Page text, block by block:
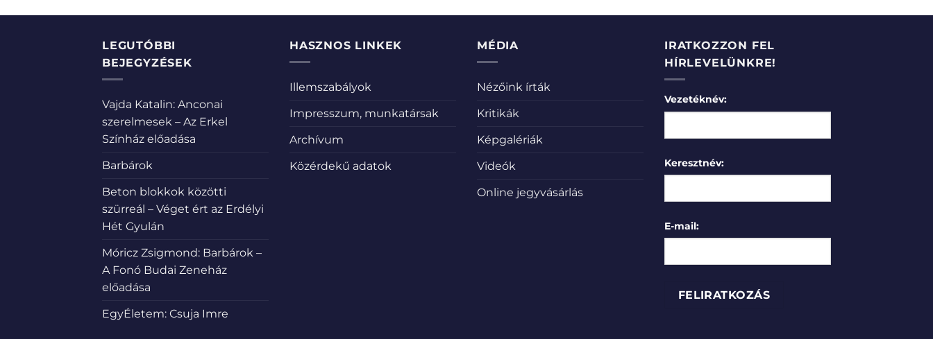
LEGUTÓBBI
BEJEGYZÉSEK
Vajda Katalin: Anconai
szerelmesek – Az Erkel
Színház előadása
Barbárok
Beton blokkok közötti
szürreál – Véget ért az Erdélyi
Hét Gyulán
Móricz Zsigmond: Barbárok –
A Fonó Budai Zeneház
előadása
EgyÉletem: Csuja Imre
HASZNOS LINKEK
Illemszabályok
Impresszum, munkatársak
Archívum
Közérdekű adatok
MÉDIA
Nézőink írták
Kritikák
Képgalériák
Videók
Online jegyvásárlás
IRATKOZZON FEL
HÍRLEVELÜNKRE!
Vezetéknév:
Keresztnév:
E-mail: